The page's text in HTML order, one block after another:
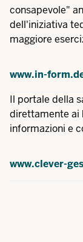
consapevole"
dell'iniziativa
maggiore
www.in-
Il portale della
direttamente ai
informazioni e
www.clever-